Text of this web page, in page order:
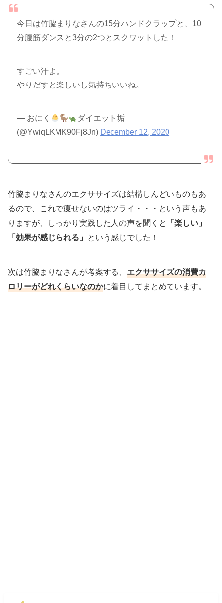
今日は竹脇まりなさんの15分ハンドクラップと、10
分腹筋ダンスと3分の2つとスクワットした！
すごい汗よ。
やりだすと楽しいし気持ちいいね。
— おにく
ダイエット垢
(@YwiqLKMK90Fj8Jn) December 12, 2020
竹脇まりなさんのエクササイズは結構しんどいものもあ
るので、これで痩せないのはツライ・・・という声もあ
りますが、しっかり実践した人の声を聞くと
「楽しい」
「効果が感じられる」 という感じでした！
次は竹脇まりなさんが考案する、エクササイズの消費カ
ロリーがどれくらいなのかに着目してまとめています。